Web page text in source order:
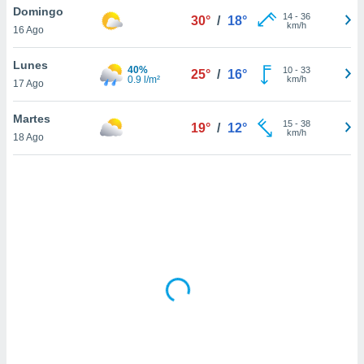
sitio
En
de que
el sitio
se
Domingo
16 Ago
30° / 18° 14- 36
km/h
Lunes
17 Ago
40%
0.9 l/m²
25° / 16° 10- 33
km/h
Martes
18 Ago
19° / 12° 15- 38
km/h